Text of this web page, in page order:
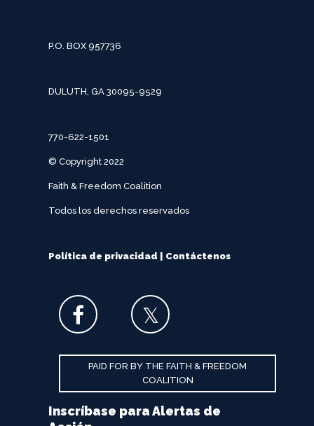
P.O. BOX 957736
DULUTH, GA 30095-9529
770-622-1501
© Copyright 2022
Faith & Freedom Coalition
Todos los derechos reservados
Política de privacidad Contáctenos
PAID FOR BY THE FAITH & FREEDOM
COALITION
Inscríbase para Alertas de